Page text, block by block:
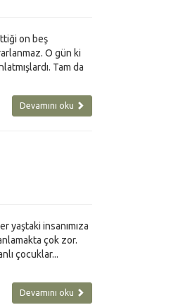
on beş
O gün ki
Tam da
Devamını oku
yaştaki insanımıza
çok zor.
çocuklar...
Devamını oku